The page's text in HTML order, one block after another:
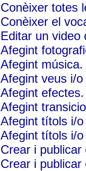
Conèixer totes
Conèixer el
Editar un video
Afegint
Afegint música.
Afegint veus i/o
Afegint efectes.
Afegint
Afegint títols i/
Afegint títols i/
Crear i
Crear i